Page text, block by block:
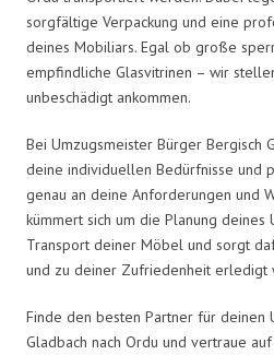
sorgfältige Verpackung und eine
deines Mobiliars. Egal ob große
empfindliche Glasvitrinen – wir
unbeschädigt ankommen.
Bei Umzugsmeister Bürger Bergisch
deine individuellen Bedürfnisse und
genau an deine Anforderungen und
kümmert sich um die Planung deines
Transport deiner Möbel und sorgt
und zu deiner Zufriedenheit erledigt
Finde den besten Partner für deinen
Gladbach nach Ordu und vertraue